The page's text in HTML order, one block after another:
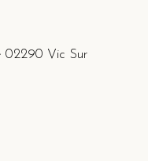
02290 Vic Sur